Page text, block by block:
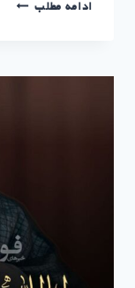
ادامه مطلبآپادانا
پروژه